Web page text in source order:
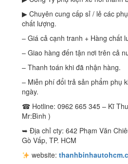
▶ Chuyên cung cấp sỉ / lẻ các
chất lượng.
– Giá cả cạnh tranh + Hàng chất
– Giao hàng đến tận nơi trên cả
– Thanh toán khi đã nhận hàng.
– Miễn phí đổi trả sản phẩm phụ
ngày.
☎ Hotline: 0962 665 345 – Kĩ
Mr:Bình )
➥ Địa chỉ cty: 642 Phạm Văn
Gò Vấp, TP. HCM
website: